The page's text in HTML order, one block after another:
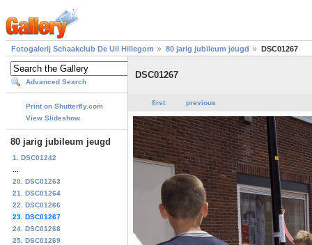
Fotogalerij Schaakclub De Uil Hillegom 80 jarig jubileum jeugd DSC01267
Advanced Search
Print on Shutterfly.com
View Slideshow
80 jarig jubileum jeugd
1. DSC01242
20. DSC01263
21. DSC01264
22. DSC01266
23. DSC01267
24. DSC01268
25. DSC01269
DSC01267
first previous